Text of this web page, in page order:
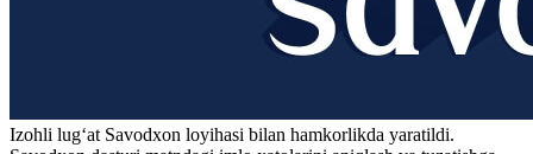
Izohli lugʻat Savodxon loyihasi bilan hamkorlikda yaratildi.